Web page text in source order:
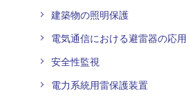
建築物の照明保護
電気通信における避雷器の応用
安全性監視
電力系統用雷保護装置